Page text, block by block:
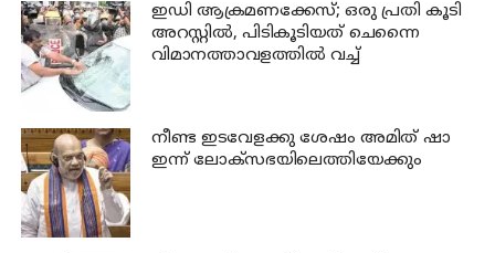
ഇഡി ആക്രമണക്കേസ്; ഒരു പ്രതി കൂടി
അറസ്റ്റില്‍, പിടികൂടിയത് ചെന്നൈ
വിമാനത്താവളത്തില്‍ വച്ച്
നീണ്ട ഇടവേളക്കു ശേഷം അമിത് ഷാ
ഇന്ന് ലോക്‌സഭയിലെത്തിയേക്കും